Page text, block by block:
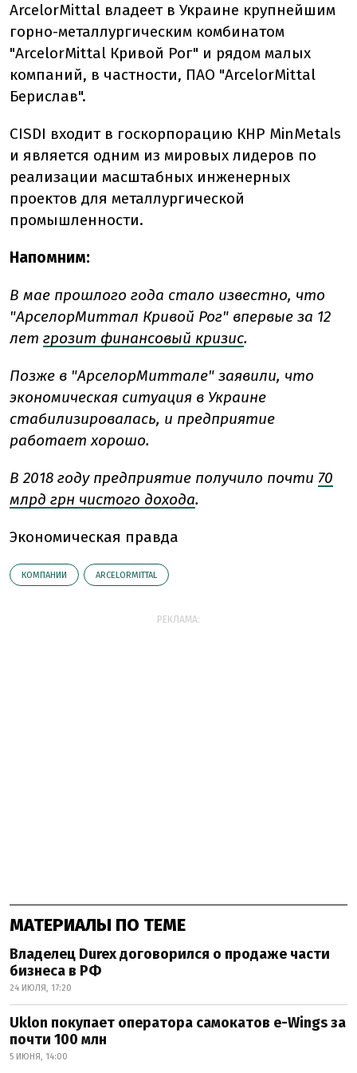
ArcelorMittal владеет в Украине крупнейшим
горно-металлургическим комбинатом
"ArcelorMittal Кривой Рог" и рядом малых
компаний, в частности, ПАО "ArcelorMittal
Берислав".
CISDI входит в госкорпорацию КНР MinMetals
и является одним из мировых лидеров по
реализации масштабных инженерных
проектов для металлургической
промышленности.
Напомним:
В мае прошлого года стало известно, что
"АрселорМиттал Кривой Рог" впервые за 12
лет грозит финансовый кризис.
Позже в "АрселорМиттале" заявили, что
экономическая ситуация в Украине
стабилизировалась, и предприятие
работает хорошо.
В 2018 году предприятие получило почти 70
млрд грн чистого дохода.
Экономическая правда
КОМПАНИИ ARCELORMITTAL
РЕКЛАМА:
МАТЕРИАЛЫ ПО ТЕМЕ
Владелец Durex договорился о продаже части
бизнеса в РФ
24 ИЮЛЯ, 17:20
Uklon покупает оператора самокатов e-Wings за
почти 100 млн
5 ИЮНЯ, 14:00